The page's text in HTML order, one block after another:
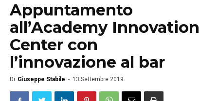
Appuntamento
all’Academy Innovation
Center con
l’innovazione al bar
Di Giuseppe Stabile - 13 Settembre 2019